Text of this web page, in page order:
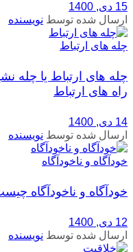
15 دی, 1400
ارسال شده توسط نویسنده
چله های ارتباط
چله های ارتباط یا چله
راه های ارتباط
14 دی, 1400
ارسال شده توسط نویسنده
خودآگاه و ناخودآگاه
خودآگاه و ناخودآگاه
12 دی, 1400
ارسال شده توسط نویسنده